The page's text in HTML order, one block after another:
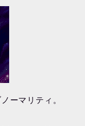
ーマリティ。